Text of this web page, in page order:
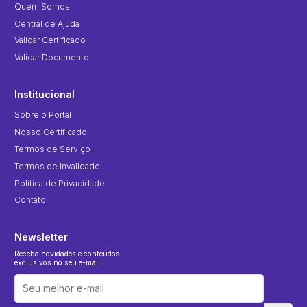
Quem Somos
Central de Ajuda
Validar Certificado
Validar Documento
Institucional
Sobre o Portal
Nosso Certificado
Termos de Serviço
Termos de Invalidade
Política de Privacidade
Contato
Newsletter
Receba novidades e conteúdos
exclusivos no seu e-mail.